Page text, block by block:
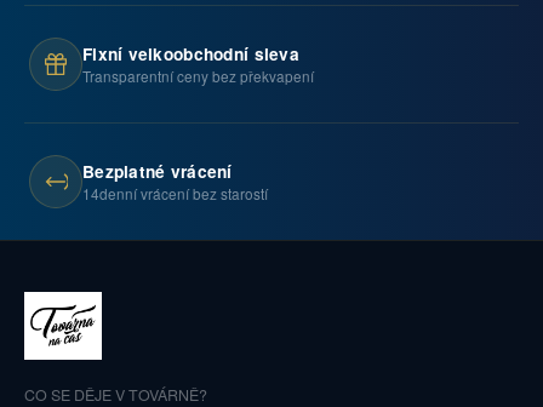
Fixní velkoobchodní sleva
Transparentní ceny bez překvapení
Bezplatné vrácení
14denní vrácení bez starostí
CO SE DĚJE V TOVÁRNĚ?